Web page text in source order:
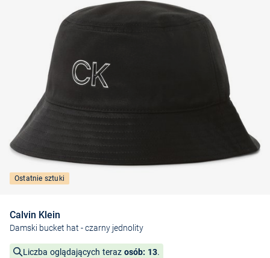
Ostatnie sztuki
Calvin Klein
Damski bucket hat - czarny jednolity
Liczba oglądających teraz osób: 13.